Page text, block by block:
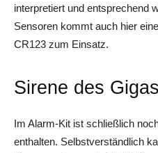
interpretiert und entsprechend
Sensoren kommt auch hier
CR123 zum Einsatz.
Sirene des
Im Alarm-Kit ist schließlich
enthalten. Selbstverständlich